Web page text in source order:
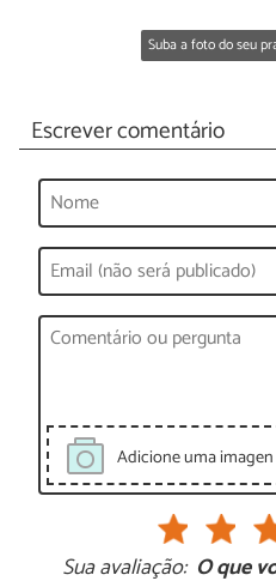
Suba a foto do seu
Escrever comentário
Adicione uma imagen
Sua avaliação: O que